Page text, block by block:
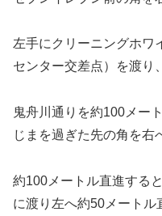
左手にクリーニングホワ
センター交差点）を渡り
鬼舟川通りを約100メー
じまを過ぎた先の角を右
約100メートル直進する
に渡り左へ約50メートル